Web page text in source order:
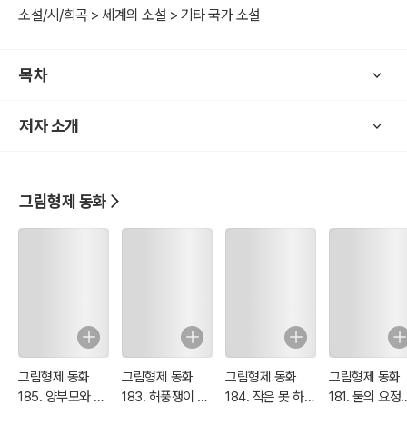
도 잔인한 표현이 많다.
현대 사회에 어린이에게 맞지 잔혹성을 <디즈니> 애니메이션을 통해
옛날 유럽 전래 민담의 200년 이전 이야기 구조는 '잔혹성, 선정성, 판
타지' 등이 그대로 2차 한글, 영어 번역본을 수록했다.
소설/시/희곡 > 세계의 소설 > 기타 국가 소설
목차
저자 소개
그림형제 동화
그림형제 동화
185. 양부모와 양
그림형제 동화
183. 허풍쟁이 재
그림형제 동화
184. 작은 못 하나
그림형제 동화
181. 물의 요정